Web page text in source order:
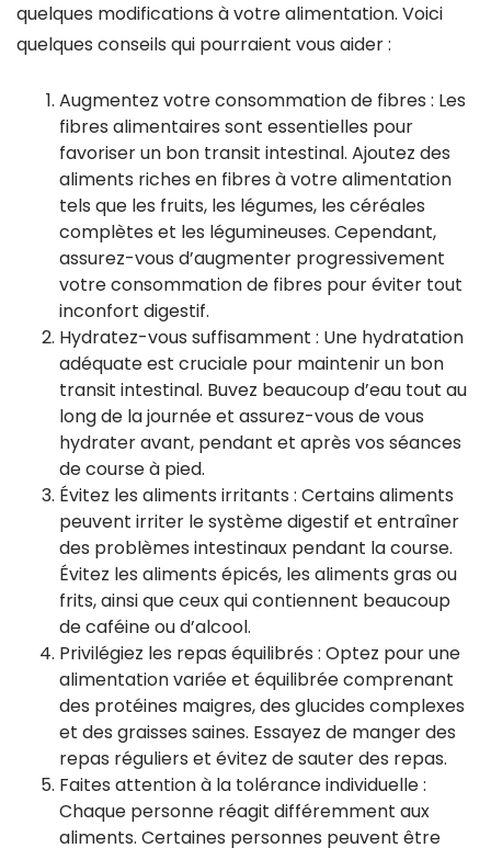
quelques modifications à votre alimentation. Voici
quelques conseils qui pourraient vous aider :
Augmentez votre consommation de fibres : Les
fibres alimentaires sont essentielles pour
favoriser un bon transit intestinal. Ajoutez des
aliments riches en fibres à votre alimentation
tels que les fruits, les légumes, les céréales
complètes et les légumineuses. Cependant,
assurez-vous d’augmenter progressivement
votre consommation de fibres pour éviter tout
inconfort digestif.
Hydratez-vous suffisamment : Une hydratation
adéquate est cruciale pour maintenir un bon
transit intestinal. Buvez beaucoup d’eau tout au
long de la journée et assurez-vous de vous
hydrater avant, pendant et après vos séances
de course à pied.
Évitez les aliments irritants : Certains aliments
peuvent irriter le système digestif et entraîner
des problèmes intestinaux pendant la course.
Évitez les aliments épicés, les aliments gras ou
frits, ainsi que ceux qui contiennent beaucoup
de caféine ou d’alcool.
Privilégiez les repas équilibrés : Optez pour une
alimentation variée et équilibrée comprenant
des protéines maigres, des glucides complexes
et des graisses saines. Essayez de manger des
repas réguliers et évitez de sauter des repas.
Faites attention à la tolérance individuelle :
Chaque personne réagit différemment aux
aliments. Certaines personnes peuvent être